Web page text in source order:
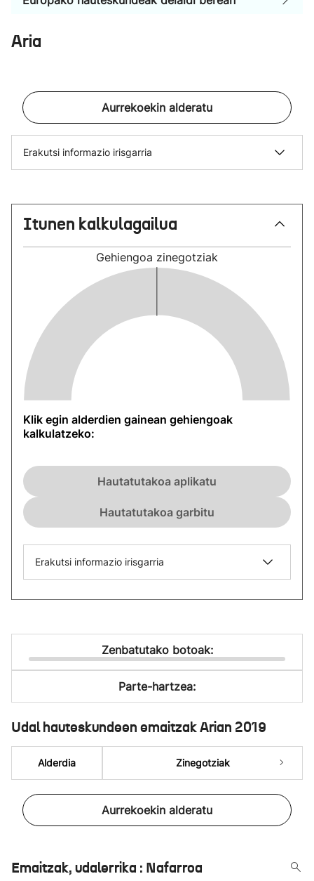
Aria
Aurrekoekin alderatu
Erakutsi informazio irisgarria
Itunen kalkulagailua
Gehiengoa zinegotziak
Klik egin alderdien gainean gehiengoak
kalkulatzeko:
Hautatutakoa aplikatu
Hautatutakoa garbitu
Erakutsi informazio irisgarria
Zenbatutako botoak:
Parte-hartzea:
Udal hauteskundeen emaitzak Arian 2019
Alderdia Zinegotziak
Aurrekoekin alderatu
Emaitzak, udalerrika : Nafarroa